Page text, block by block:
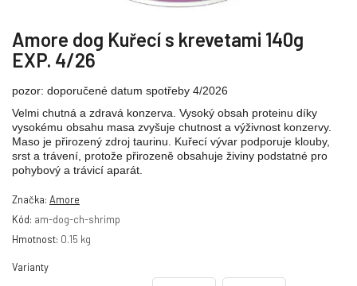
Amore dog Kuřecí s krevetami 140g
EXP. 4/26
pozor: doporučené datum spotřeby 4/2026
Velmi chutná a zdravá konzerva. Vysoký obsah proteinu díky
vysokému obsahu masa zvyšuje chutnost a výživnost konzervy.
Maso je přirozený zdroj taurinu. Kuřecí vývar podporuje klouby,
srst a trávení, protože přirozeně obsahuje živiny podstatné pro
pohybový a trávicí aparát.
Značka: Amore
Kód: am-dog-ch-shrimp
Hmotnost: 0.15 kg
Varianty